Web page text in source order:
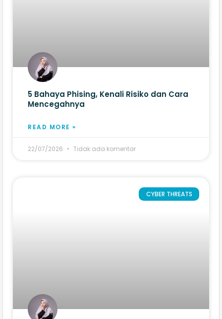
5 Bahaya Phising, Kenali Risiko dan Cara
Mencegahnya
READ MORE »
22/07/2026 Tidak ada komentar
CYBER THREATS